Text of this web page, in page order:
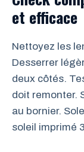
et efficace
Nettoyez les
Desserrer
deux côtés.
doit remonter.
au bornier.
soleil imprimé